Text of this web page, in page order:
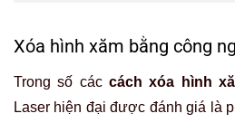
Xóa hình xăm bằng công
Trong số các cách xóa hình
Laser hiện đại được đánh giá là